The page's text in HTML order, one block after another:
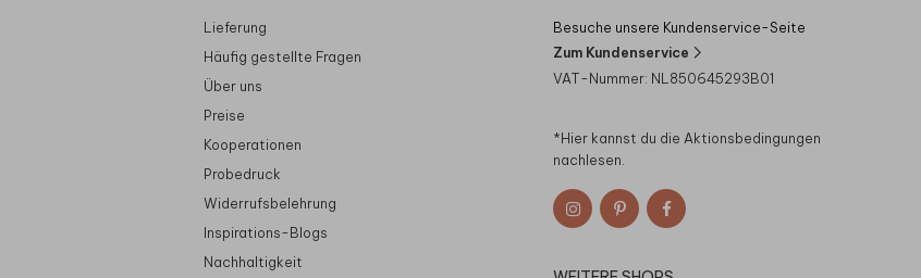
Lieferung
Häufig gestellte Fragen
Über uns
Preise
Kooperationen
Probedruck
Widerrufsbelehrung
Inspirations-Blogs
Nachhaltigkeit
Besuche unsere Kundenservice-Seite
Zum Kundenservice
VAT-Nummer: NL850645293B01
*Hier kannst du die Aktionsbedingungen
nachlesen.